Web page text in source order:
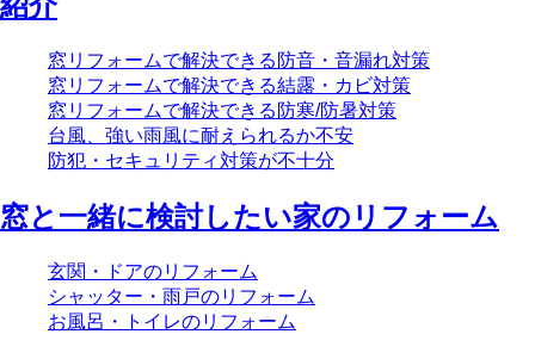
窓リフォームで解決できる防音・音漏れ対策
窓リフォームで解決できる結露・カビ対策
窓リフォームで解決できる防寒/防暑対策
台風、強い雨風に耐えられるか不安
防犯・セキュリティ対策が不十分
窓と一緒に検討したい家のリフォーム
玄関・ドアのリフォーム
シャッター・雨戸のリフォーム
お風呂・トイレのリフォーム